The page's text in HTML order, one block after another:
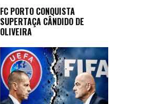
FC PORTO CONQUISTA
SUPERTAÇA CÂNDIDO DE
OLIVEIRA